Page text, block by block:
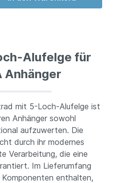
Alufelge für
Anhänger
mit 5-Loch-Alufelge ist
Anhänger sowohl
aufzuwerten. Die
durch ihr modernes
Verarbeitung, die eine
Im Lieferumfang
enthalten,